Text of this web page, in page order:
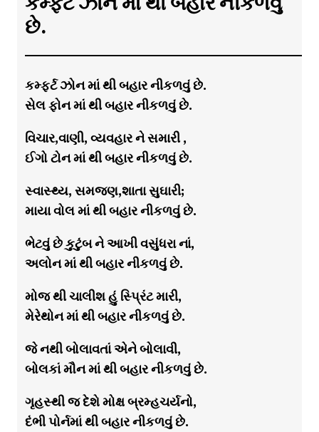
છે.
કમ્ફર્ટ ઝોન માં થી બહાર નીકળવું છે.
સેલ ફોન માં થી બહાર નીકળવું છે.
વિચાર,વાણી, વ્યવહાર ને સમારી ,
ઈગો ટોન માં થી બહાર નીકળવું છે.
સ્વાસ્થ્ય, સમજણ,શાતા સુઘારી;
માયા વોલ માં થી બહાર નીકળવું છે.
ભેટવું છે કુટુંબ ને આખી વસુંધરા નાં,
અલોન માં થી બહાર નીકળવું છે.
મોજ થી ચાલીશ હું સ્પ્રિંટ મારી,
મેરેથોન માં થી બહાર નીકળવું છે.
જે નથી બોલાવતાં એને બોલાવી,
બોલકાં મૌન માં થી બહાર નીકળવું છે.
ગૃહસ્થી જ દેશે મોક્ષ બ્રમ્હચર્યનો,
દંભી પોર્નમાં થી બહાર નીકળવું છે.